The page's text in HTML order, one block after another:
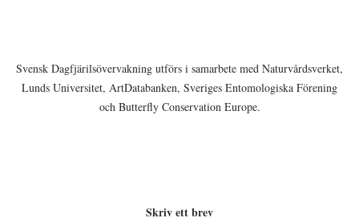
Svensk Dagfjärilsövervakning utförs i samarbete med Naturvårdsverket,
Lunds Universitet, ArtDatabanken, Sveriges Entomologiska Förening
och Butterfly Conservation Europe.
Skriv ett brev